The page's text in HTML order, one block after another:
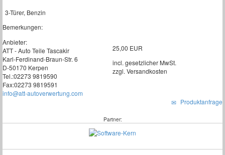
3-Türer, Benzin
Bemerkungen:
Anbieter:
ATT - Auto Teile Tascakir
Karl-Ferdinand-Braun-Str. 6
D-50170 Kerpen
Tel.:02273 9819590
Fax:02273 9819591
info@att-autoverwertung.com
25,00 EUR
incl. gesetzlicher MwSt.
zzgl. Versandkosten
Produktanfrage
Partner: